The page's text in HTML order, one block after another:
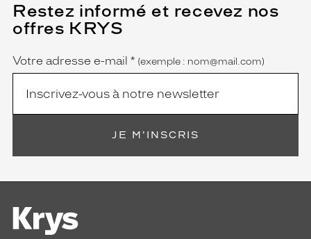
Restez informé et recevez nos
offres KRYS
Name
Votre adresse e-mail *
(Ce
champ
est
obligatoire)
(exemple : nom@mail.com)
JE M'INSCRIS